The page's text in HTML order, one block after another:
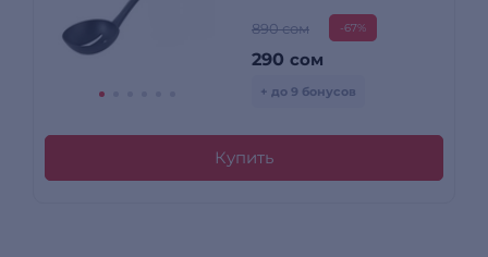
890 сом -67%
290 сом
+ до 9 бонусов
Купить